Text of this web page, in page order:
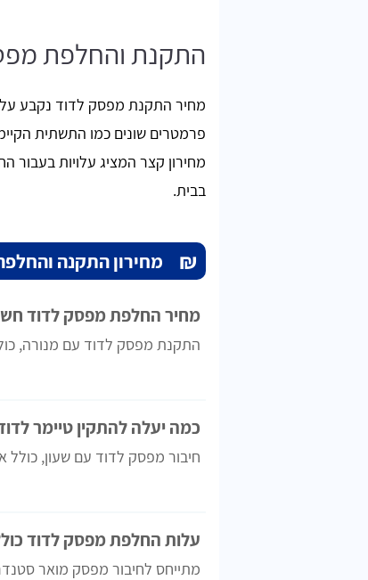
התקנת והחלפת
מחיר התקנת מפסק לדוד נקבע
פרמטרים שונים כמו התשתית
מחירון קצר המציג עלויות
בבית.
₪ מחירון התקנה
מחיר החלפת מפסק לדוד
התקנת מפסק לדוד עם מנורה,
כמה יעלה להתקין טיימר
חיבור מפסק לדוד עם שעון,
עלות החלפת מפסק לדוד
מתייחס לחיבור מפסק מואר
אתר מעולה למי שמחפש חשמלאי מוסמך, עוזרים
להשוות מחירים בקלות. תודה רבה